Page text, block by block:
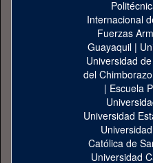
Internacional
Fuerzas
Guayaquil|
Universidad
del Chimborazo
| Escuela
Universidad
Católica de
Universidad